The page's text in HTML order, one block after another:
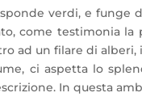
verdi, e funge
come testimonia la
ad un filare di alberi,
ci aspetta lo
In questa